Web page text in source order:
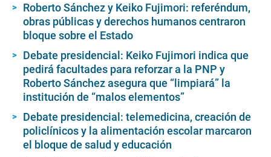
Roberto Sánchez y Keiko Fujimori: referéndum,
obras públicas y derechos humanos centraron
bloque sobre el Estado
Debate presidencial: Keiko Fujimori indica que
pedirá facultades para reforzar a la PNP y
Roberto Sánchez asegura que “limpiará” la
institución de “malos elementos”
Debate presidencial: telemedicina, creación de
policlínicos y la alimentación escolar marcaron
el bloque de salud y educación